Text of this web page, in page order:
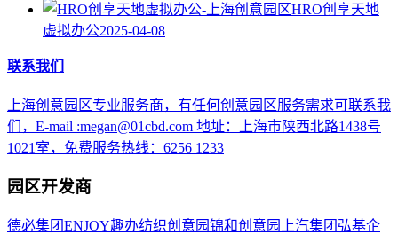
HRO创享天地
虚拟办公2025-04-08
联系我们
上海创意园区专业服务商，有任何创意园区服务需求可联系我
们，E-mail :megan@01cbd.com 地址：上海市陕西北路1438号
1021室，免费服务热线：6256 1233
园区开发商
德必集团ENJOY趣办纺织创意园锦和创意园 上汽集团 弘基企